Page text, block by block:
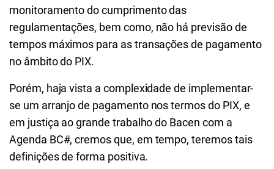
monitoramento do cumprimento das
regulamentações, bem como, não há previsão de
tempos máximos para as transações de pagamento
no âmbito do PIX.
Porém, haja vista a complexidade de implementar-
se um arranjo de pagamento nos termos do PIX, e
em justiça ao grande trabalho do Bacen com a
Agenda BC#, cremos que, em tempo, teremos tais
definições de forma positiva.